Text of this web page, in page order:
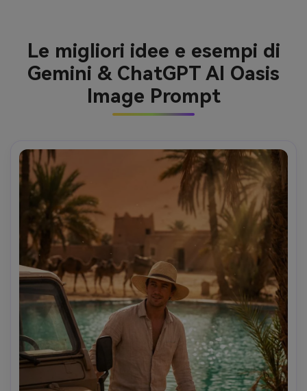
Le migliori idee e esempi di
Gemini & ChatGPT AI Oasis
Image Prompt